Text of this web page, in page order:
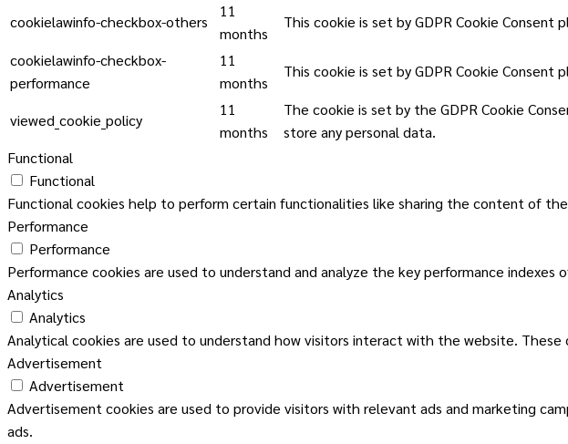
cookielawinfo-checkbox-others
11
months
This cookie is set by GDPR Cookie
cookielawinfo-checkbox-
performance
11
months
This cookie is set by GDPR Cookie
viewed_cookie_policy
11
months
The cookie is set by the GDPR Cookie
store any personal data.
Functional
Functional
Functional cookies help to perform certain functionalities like sharing the content of
Performance
Performance
Performance cookies are used to understand and analyze the key performance
Analytics
Analytics
Analytical cookies are used to understand how visitors interact with the website.
Advertisement
Advertisement
Advertisement cookies are used to provide visitors with relevant ads and marketing
ads.